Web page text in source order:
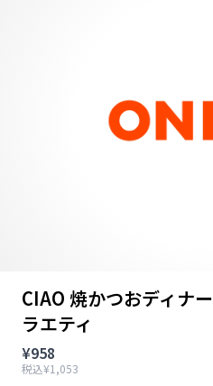
CIAO 焼かつおディナ
ラエティ
¥958
税込¥1,053